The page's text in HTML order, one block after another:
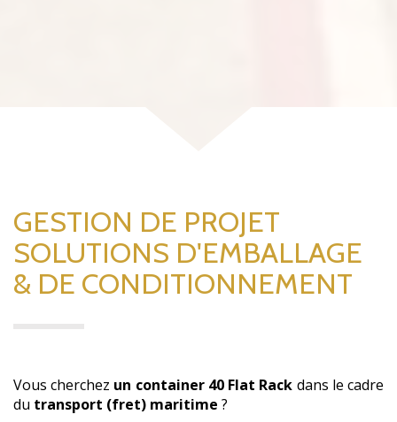
GESTION DE PROJET
SOLUTIONS D'EMBALLAGE
& DE CONDITIONNEMENT
Vous cherchez un container 40 Flat Rack dans le cadre
du transport (fret) maritime ?